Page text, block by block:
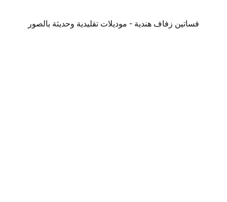
فساتين زفاف هندية - موديلات تقليدية وحديثة بالصور